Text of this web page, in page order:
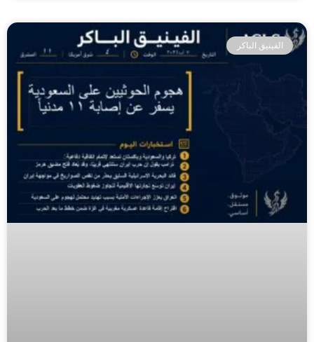
الفينيق الباكر